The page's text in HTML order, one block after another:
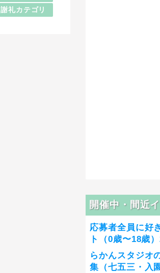
謝礼カテゴリ
開催中・間近
応募者全員に好
ト（0歳〜18歳
らかんスタジオ
集（七五三・入